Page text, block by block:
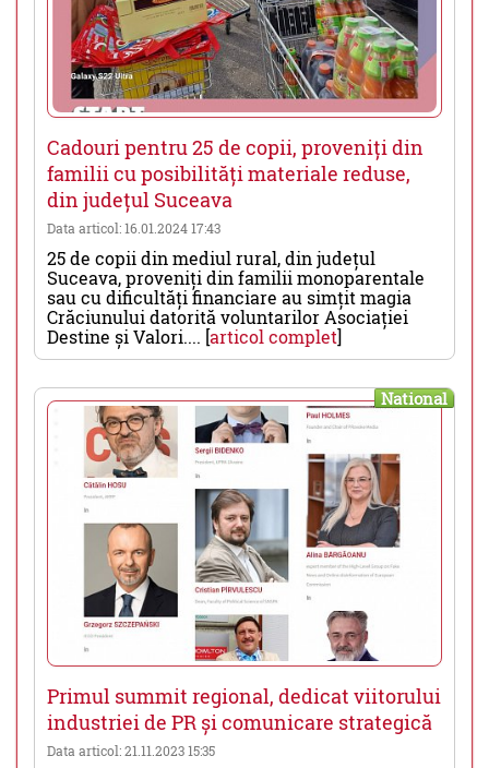
Cadouri pentru 25 de copii, proveniți din
familii cu posibilități materiale reduse,
din județul Suceava
Data articol: 16.01.2024 17:43
25 de copii din mediul rural, din județul
Suceava, proveniți din familii monoparentale
sau cu dificultăți financiare au simțit magia
Crăciunului datorită voluntarilor Asociației
Destine și Valori.... [articol complet]
National
Primul summit regional, dedicat viitorului
industriei de PR și comunicare strategică
Data articol: 21.11.2023 15:35